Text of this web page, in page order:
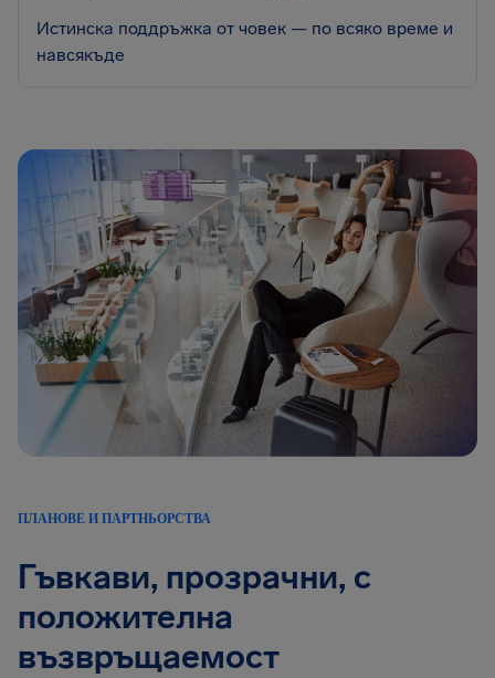
Истинска поддръжка от човек — по всяко време и
навсякъде
ПЛАНОВЕ И ПАРТНЬОРСТВА
Гъвкави, прозрачни, с
положителна
възвръщаемост